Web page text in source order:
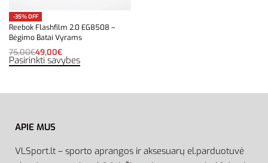
-35% OFF
Reebok Flashfilm 2.0 EG8508 –
Bėgimo Batai Vyrams
75,00€49,00€
Pasirinkti savybes
APIE MUS
VLSport.lt – sporto aprangos ir aksesuarų el.parduotuvė